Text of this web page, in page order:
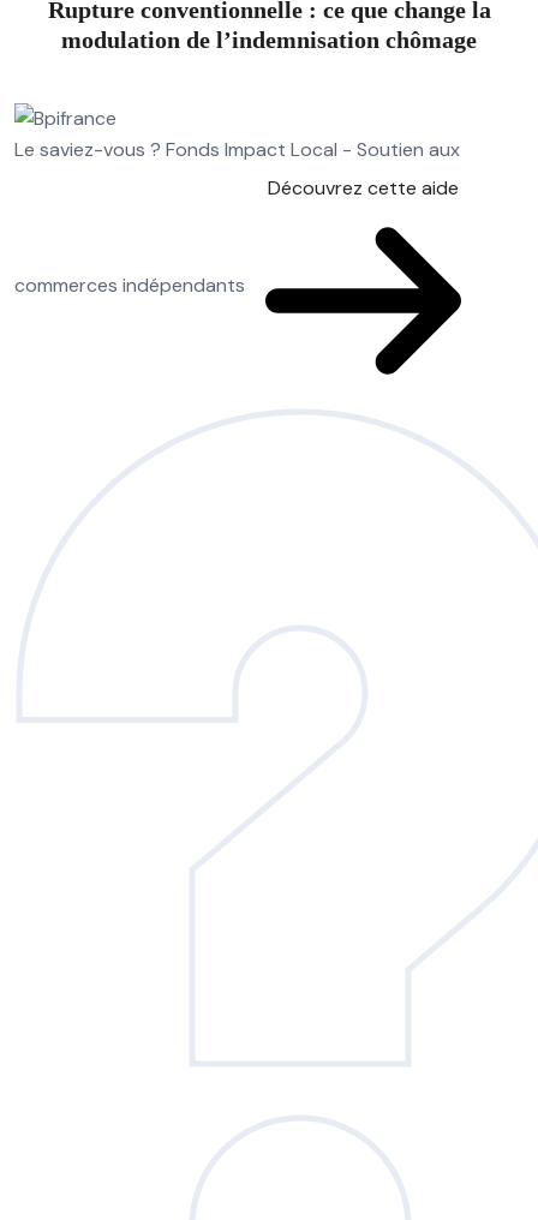
Rupture conventionnelle : ce que change la
modulation de l’indemnisation chômage
Le saviez-vous ? Fonds Impact Local - Soutien aux
commerces indépendants
Découvrez cette aide